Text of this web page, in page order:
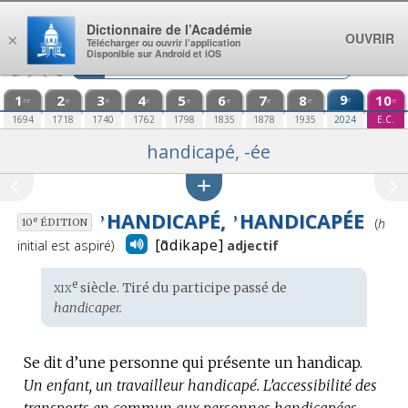
Aller au contenu
1 re
1694
2e
1718
3e
1740
4e
1762
5e
1798
6e
1835
7e
1878
8e
1935
9e
2024
10e
E.C.
handicapé, -ée
10eÉDITION ’ HANDICAPÉ, ’ HANDICAPÉE (h
initial est aspiré)
[ɑ̃dikape] adjectif
Étymologie
:
xixesiècle. Tiré du participe passé de
handicaper.
Se dit d’une personne qui présente un handicap.
Un enfant, un travailleur handicapé. L’accessibilité des
×
Dictionnaire de l’Académie
Télécharger ou ouvrir l’application
Disponible sur Android et iOS
OUVRIR